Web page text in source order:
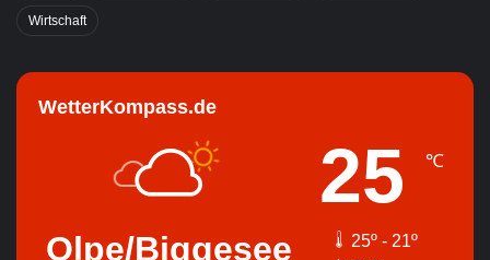
Wirtschaft
WetterKompass.de
Olpe/Biggesee
25 ℃
25º - 21º